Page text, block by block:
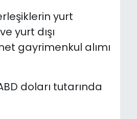
yurt
yurt dışı
gayrimenkul alımı
doları tutarında